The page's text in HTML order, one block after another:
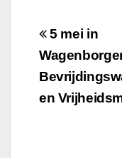
Bericht
5 mei in
en